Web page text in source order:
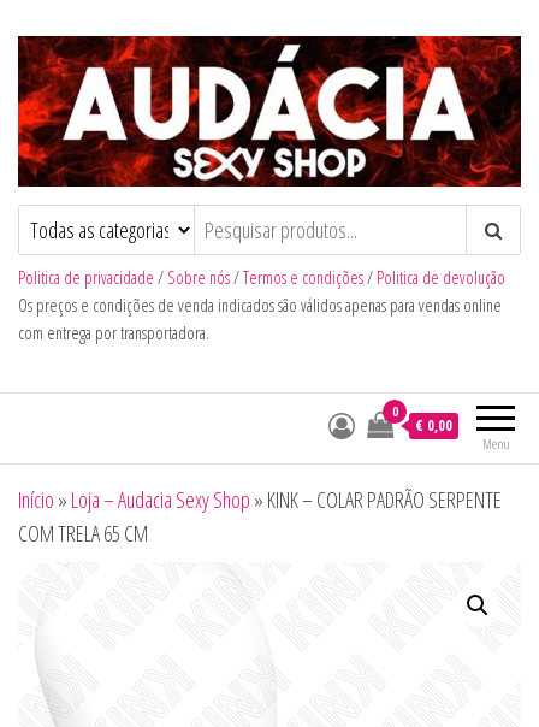
Audacia Sexy Shop
Politica de privacidade / Sobre nós/Termos e condições/ Politica de devolução
Os preços e condições de venda indicados são válidos apenas para vendas online
com entrega por transportadora.
Menu
0
€ 0,00
Início » Loja – Audacia Sexy Shop » KINK – COLAR PADRÃO SERPENTE
COM TRELA 65 CM